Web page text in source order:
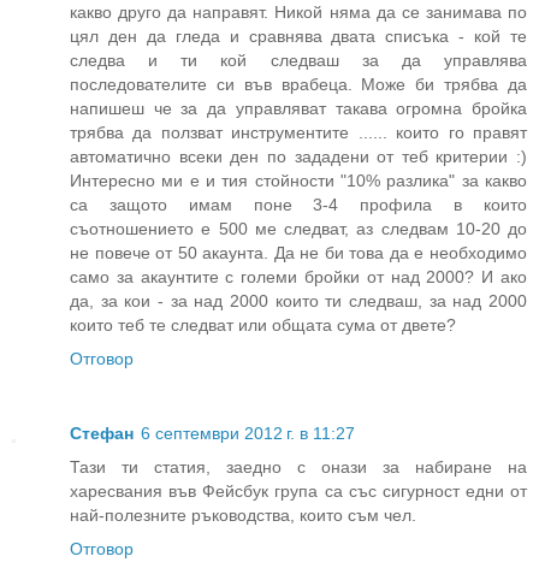
какво друго да направят. Никой няма да се занимава по
цял ден да гледа и сравнява двата списъка - кой те
следва и ти кой следваш за да управлява
последователите си във врабеца. Може би трябва да
напишеш че за да управляват такава огромна бройка
трябва да ползват инструментите ...... които го правят
автоматично всеки ден по зададени от теб критерии :)
Интересно ми е и тия стойности "10% разлика" за какво
са защото имам поне 3-4 профила в които
съотношението е 500 ме следват, аз следвам 10-20 до
не повече от 50 акаунта. Да не би това да е необходимо
само за акаунтите с големи бройки от над 2000? И ако
да, за кои - за над 2000 които ти следваш, за над 2000
които теб те следват или общата сума от двете?
Отговор
Стефан 6 септември 2012 г. в 11:27
Тази ти статия, заедно с онази за набиране на
харесвания във Фейсбук група са със сигурност едни от
най-полезните ръководства, които съм чел.
Отговор